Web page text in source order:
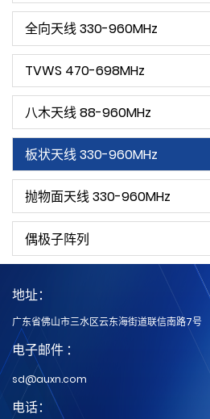
全向天线 330-960MHz
TVWS 470-698MHz
八木天线 88-960MHz
板状天线 330-960MHz
抛物面天线 330-960MHz
偶极子阵列
地址：
广东省佛山市三水区云东海街道联信南路7号
电子邮件 ：
sd@auxn.com
电话：